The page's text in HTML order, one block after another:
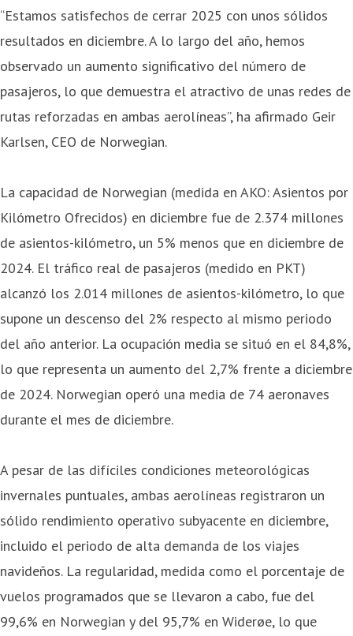
“Estamos satisfechos de cerrar 2025 con unos sólidos
resultados en diciembre. A lo largo del año, hemos
observado un aumento significativo del número de
pasajeros, lo que demuestra el atractivo de unas redes de
rutas reforzadas en ambas aerolíneas”, ha afirmado Geir
Karlsen, CEO de Norwegian.
La capacidad de Norwegian (medida en AKO: Asientos por
Kilómetro Ofrecidos) en diciembre fue de 2.374 millones
de asientos-kilómetro, un 5% menos que en diciembre de
2024. El tráfico real de pasajeros (medido en PKT)
alcanzó los 2.014 millones de asientos-kilómetro, lo que
supone un descenso del 2% respecto al mismo periodo
del año anterior. La ocupación media se situó en el 84,8%,
lo que representa un aumento del 2,7% frente a diciembre
de 2024. Norwegian operó una media de 74 aeronaves
durante el mes de diciembre.
A pesar de las difíciles condiciones meteorológicas
invernales puntuales, ambas aerolíneas registraron un
sólido rendimiento operativo subyacente en diciembre,
incluido el periodo de alta demanda de los viajes
navideños. La regularidad, medida como el porcentaje de
vuelos programados que se llevaron a cabo, fue del
99,6% en Norwegian y del 95,7% en Widerøe, lo que